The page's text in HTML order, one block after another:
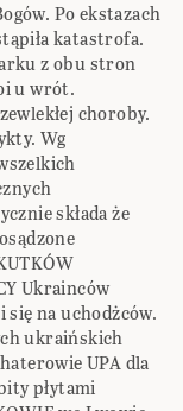
Po ekstazach
katastrofa.
z obu stron
u wrót.
choroby.
Wg
składa że
Ukrainców
na uchodżców.
ukraińskich
UPA dla
płytami